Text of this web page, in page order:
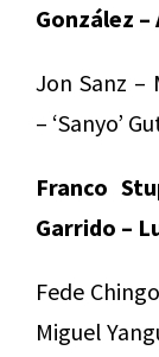
González –
Jon Sanz –
– ‘Sanyo’
Franco
Garrido –
Fede
Miguel